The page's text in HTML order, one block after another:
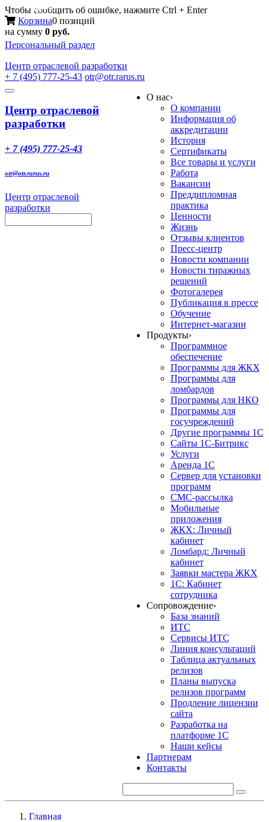
Чтобы сообщить об ошибке, нажмите Ctrl + Enter
Корзина0 позиций
на сумму 0 руб.
Персональный раздел
Центр отраслевой разработки
+ 7 (495) 777-25-43 otr@otr.rarus.ru
Toggle
Меню
Центр отраслевой
разработки
+ 7 (495) 777-25-43
otr@otr.rarus.ru
Центр отраслевой
разработки
О нас›
О компании
Информация об
аккредитации
История
Сертификаты
Все товары и услуги
Работа
Вакансии
Преддипломная
практика
Ценности
Жизнь
Отзывы клиентов
Пресс-центр
Новости компании
Новости тиражных
решений
Фотогалерея
Публикация в прессе
Обучение
Интернет-магазин
Продукты›
Программное
обеспечение
Программы для ЖКХ
Программы для
ломбардов
Программы для НКО
Программы для
госучреждений
Другие программы 1С
Сайты 1С-Битрикс
Услуги
Аренда 1С
Сервер для установки
программ
СМС-рассылка
Мобильные
приложения
ЖКХ: Личный
кабинет
Ломбард: Личный
кабинет
Заявки мастера ЖКХ
1С: Кабинет
сотрудника
Сопровождение›
База знаний
ИТС
Сервисы ИТС
Линия консультаций
Таблица актуальных
релизов
Планы выпуска
релизов программ
Продление лицензии
сайта
Разработка на
платформе 1С
Наши кейсы
Партнерам
Контакты
Главная